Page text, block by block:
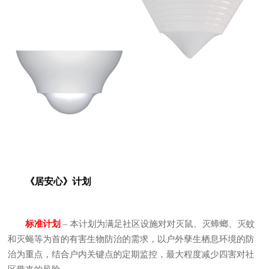
《居安心》计划
标准计划 – 本计划为满足社区设施对对灭鼠、灭蟑螂、灭蚊
和灭蝇等为首的有害生物防治的需求，以户外孳生栖息环境的防
治为重点，结合户内关键点的定期监控，最大程度减少四害对社